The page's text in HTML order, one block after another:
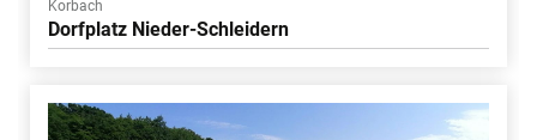
Korbach
Dorfplatz Nieder-Schleidern